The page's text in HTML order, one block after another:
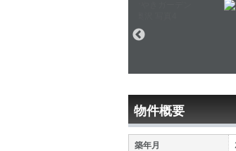
物件概要
築年月